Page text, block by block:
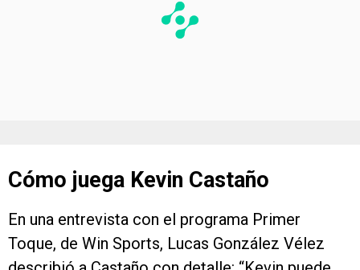
Cómo juega Kevin Castaño
En una entrevista con el programa Primer
Toque, de Win Sports, Lucas González Vélez